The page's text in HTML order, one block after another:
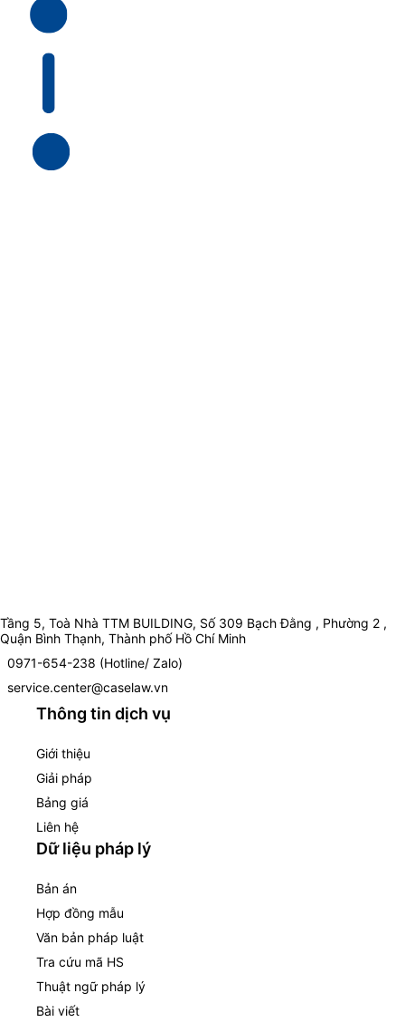
Tầng 5, Toà Nhà TTM BUILDING, Số 309 Bạch Đằng , Phường 2 ,
Quận Bình Thạnh, Thành phố Hồ Chí Minh
0971-654-238 (Hotline/ Zalo)
service.center@caselaw.vn
Thông tin dịch vụ
Giới thiệu
Giải pháp
Bảng giá
Liên hệ
Dữ liệu pháp lý
Bản án
Hợp đồng mẫu
Văn bản pháp luật
Tra cứu mã HS
Thuật ngữ pháp lý
Bài viết